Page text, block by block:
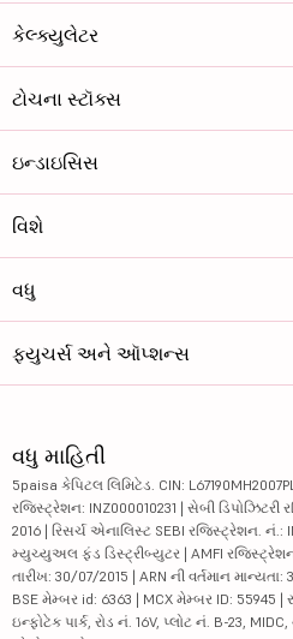
કેલ્ક્યુલેટર
ટોચના સ્ટૉક્સ
ઇન્ડાઇસિસ
વિશે
વધુ
ફ્યુચર્સ અને ઑપ્શન્સ
વધુ માહિતી
5paisa કેપિટલ લિમિટેડ. CIN:
રજિસ્ટ્રેશન: INZ000010231 | સેબી ડિપોઝિટરી
2016 | રિસર્ચ એનાલિસ્ટ SEBI રજિસ્ટ્રેશન. નં.:
મ્યુચ્યુઅલ ફંડ ડિસ્ટ્રીબ્યુટર | AMFI રજિસ્ટ્રેશન
તારીખ: 30/07/2015 | ARN ની વર્તમાન
BSE મેમ્બર id: 6363 | MCX મેમ્બર ID: 55945
ઇન્ફોટેક પાર્ક, રોડ નં. 16V, પ્લોટ નં. B-23,